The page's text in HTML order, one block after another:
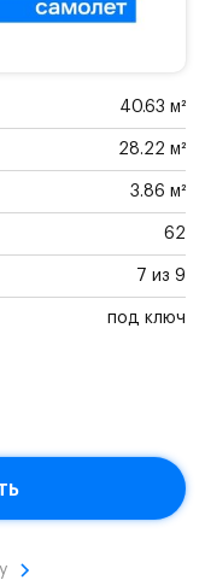
40.63 м²
28.22 м²
3.86 м²
62
7 из 9
под ключ